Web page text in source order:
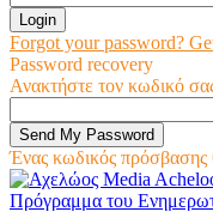
Forgot your password?
Password recovery
Ανακτήστε τον κωδικό
Ένας κωδικός πρόσβασης
Πρόγραμμα του